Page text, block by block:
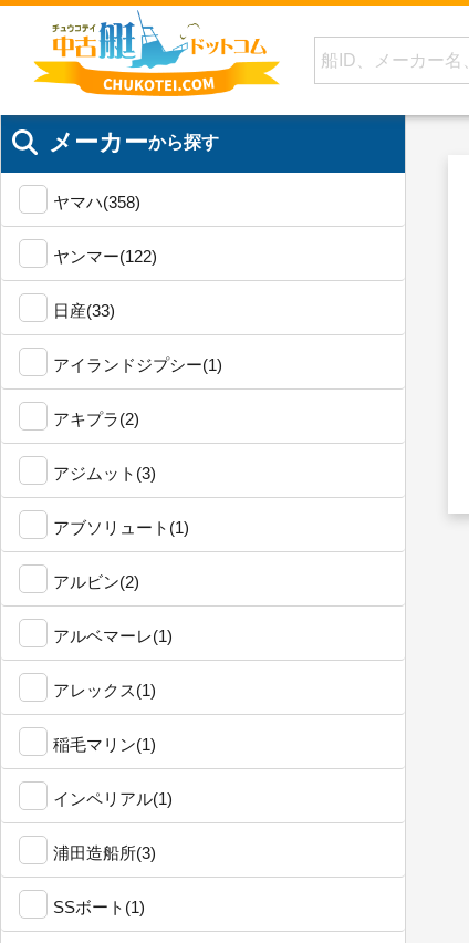
メーカーから探す
ヤマハ(358)
ヤンマー(122)
日産(33)
アイランドジプシー(1)
アキプラ(2)
アジムット(3)
アブソリュート(1)
アルビン(2)
アルベマーレ(1)
アレックス(1)
稲毛マリン(1)
インペリアル(1)
浦田造船所(3)
SSボート(1)